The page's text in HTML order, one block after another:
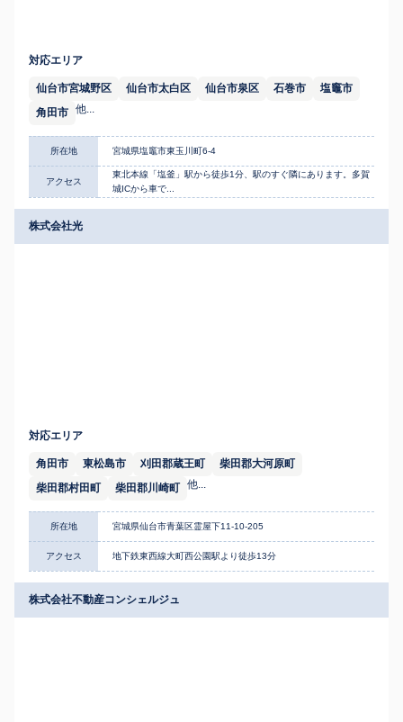
対応エリア
仙台市宮城野区 仙台市太白区 仙台市泉区 石巻市
塩竈市
角田市 他...
所在地 宮城県塩竈市東玉川町6-4
アクセス
東北本線「塩釜」駅から徒歩1分、駅のすぐ隣にあります。多賀
城ICから車で...
株式会社光
対応エリア
角田市 東松島市 刈田郡蔵王町
柴田郡大河原町
柴田郡村田町
柴田郡川崎町 他...
所在地 宮城県仙台市青葉区霊屋下11-10-205
アクセス 地下鉄東西線大町西公園駅より徒歩13分
株式会社不動産コンシェルジュ